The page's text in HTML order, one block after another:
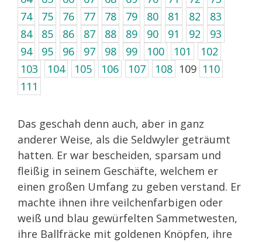
74
75 76 77 78 79 80 81 82
83
84
85 86 87 88 89 90 91 92
93
94
95 96 97 98 99 100 101
102
103
104 105 106 107 108 109 110
111
Das geschah denn auch, aber in ganz
anderer Weise, als die Seldwyler geträumt
hatten. Er war bescheiden, sparsam und
fleißig in seinem Geschäfte, welchem er
einen großen Umfang zu geben verstand. Er
machte ihnen ihre veilchenfarbigen oder
weiß und blau gewürfelten Sammetwesten,
ihre Ballfräcke mit goldenen Knöpfen, ihre